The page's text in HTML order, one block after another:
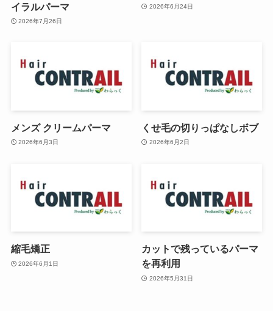
イラルパーマ
2026年7月26日
2026年6月24日
メンズ クリームパーマ
2026年6月3日
くせ毛の切りっぱなしボブ
2026年6月2日
縮毛矯正
2026年6月1日
カットで残っているパーマ
を再利用
2026年5月31日